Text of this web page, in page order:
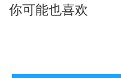
你可能也喜欢